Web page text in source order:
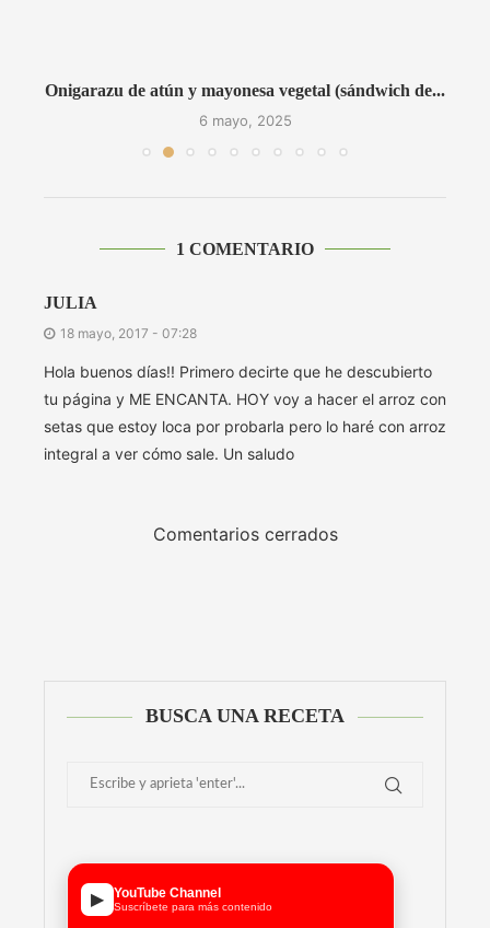
Onigarazu de atún y mayonesa vegetal (sándwich de...
6 mayo, 2025
1 COMENTARIO
JULIA
18 mayo, 2017 - 07:28
Hola buenos días!! Primero decirte que he descubierto
tu página y ME ENCANTA. HOY voy a hacer el arroz con
setas que estoy loca por probarla pero lo haré con arroz
integral a ver cómo sale. Un saludo
Comentarios cerrados
BUSCA UNA RECETA
▶ YouTube Channel
Suscríbete para más contenido